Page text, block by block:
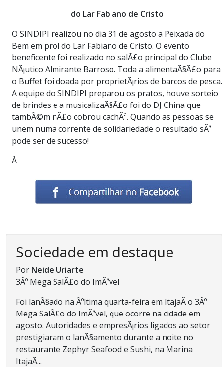
do Lar Fabiano de Cristo
O SINDIPI realizou no dia 31 de agosto a Peixada do
Bem em prol do Lar Fabiano de Cristo. O evento
beneficente foi realizado no salÃ£o principal do Clube
NÃ¡utico Almirante Barroso. Toda a alimentaÃ§Ã£o para
o Buffet foi doada por proprietÃ¡rios de barcos de pesca.
A equipe do SINDIPI preparou os pratos, houve sorteio
de brindes e a musicalizaÃ§Ã£o foi do DJ China que
tambÃ©m nÃ£o cobrou cachÃª. Quando as pessoas se
unem numa corrente de solidariedade o resultado sÃ³
pode ser de sucesso!
Â
Sociedade em destaque
Por Neide Uriarte
3Âº Mega SalÃ£o do ImÃ³vel
Foi lanÃ§ado na Ãºltima quarta-feira em ItajaÃ­ o 3Âº
Mega SalÃ£o do ImÃ³vel, que ocorre na cidade em
agosto. Autoridades e empresÃ¡rios ligados ao setor
prestigiaram o lanÃ§amento durante a noite no
restaurante Zephyr Seafood e Sushi, na Marina
ItajaÃ­...